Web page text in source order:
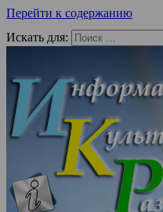
Перейти к содержанию
Искать для: